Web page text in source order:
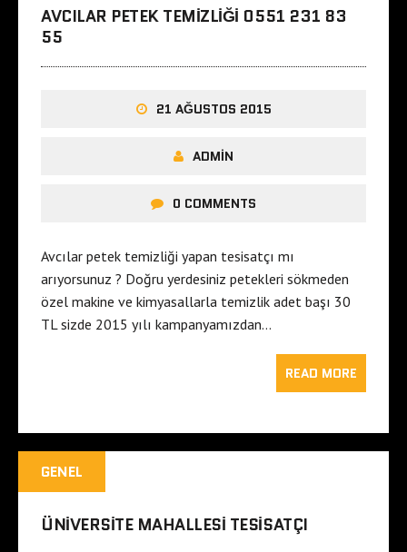
AVCILAR PETEK TEMIZLIĞI 0551 231 83
55
21 AĞUSTOS 2015
ADMIN
0 COMMENTS
Avcılar petek temizliği yapan tesisatçı mı
arıyorsunuz ? Doğru yerdesiniz petekleri sökmeden
özel makine ve kimyasallarla temizlik adet başı 30
TL sizde 2015 yılı kampanyamızdan…
READ MORE
GENEL
ÜNIVERSITE MAHALLESI TESISATÇI